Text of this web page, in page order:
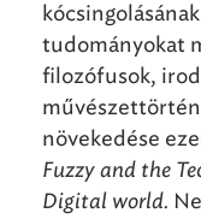
tudományokat
filozófusok,
növekedése
Fuzzy and the
Digital world.